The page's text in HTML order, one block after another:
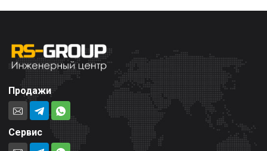
Продажи
Сервис